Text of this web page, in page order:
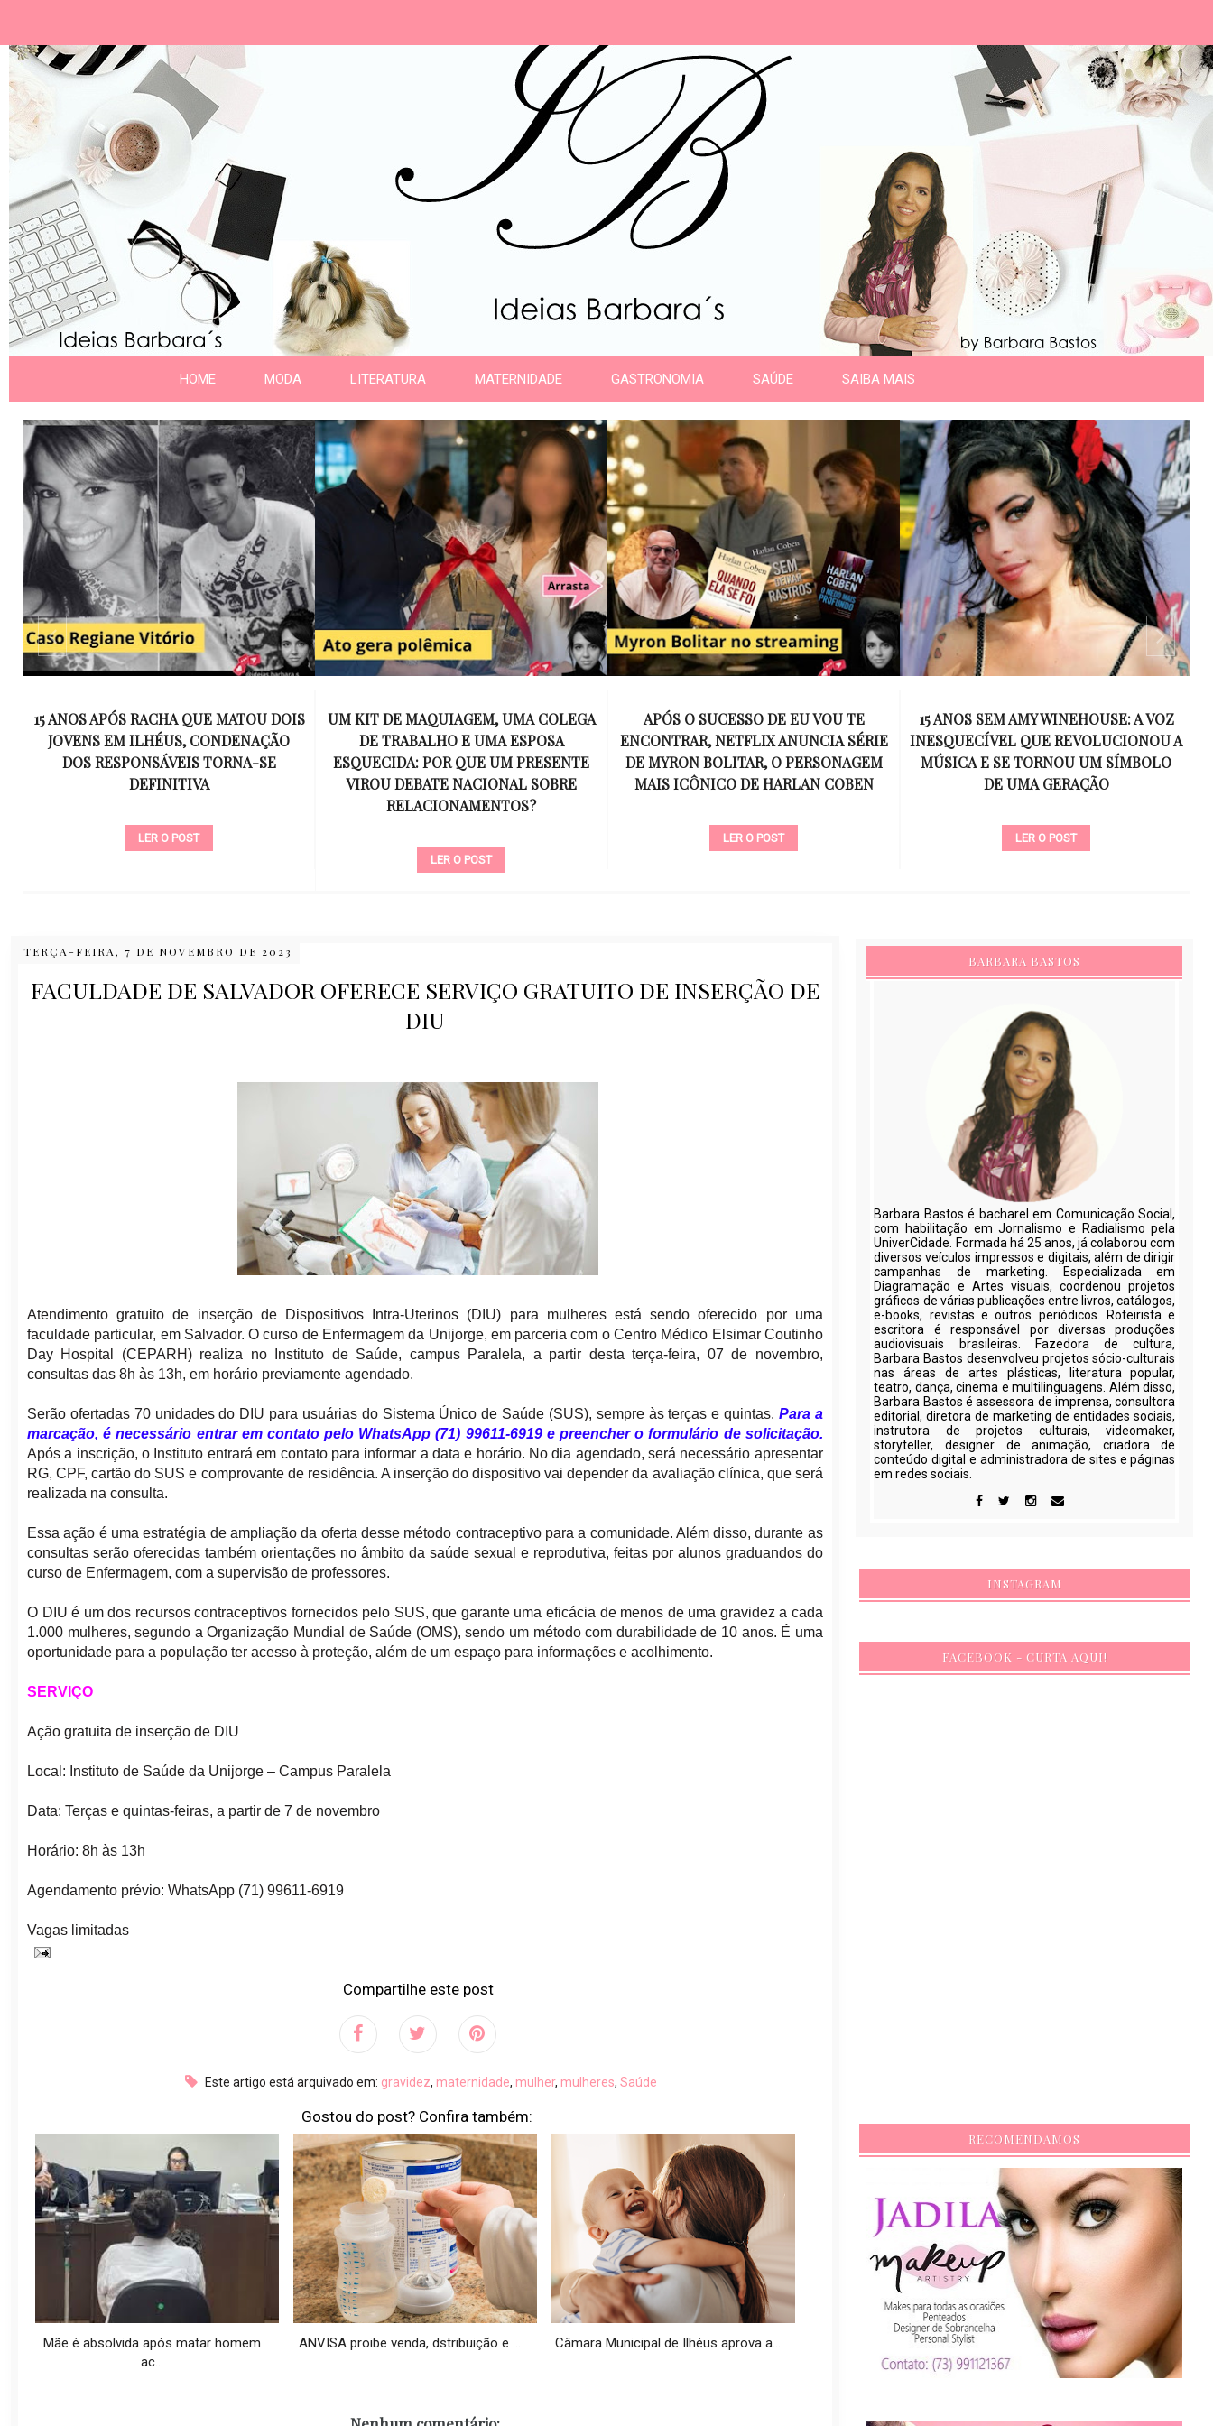
HOME MODA LITERATURA MATERNIDADE GASTRONOMIA SAÚDE SAIBA MAIS
15 ANOS APÓS RACHA QUE MATOU DOIS
JOVENS EM ILHÉUS, CONDENAÇÃO
DOS RESPONSÁVEIS TORNA-SE
DEFINITIVA
LER O POST
UM KIT DE MAQUIAGEM, UMA COLEGA
DE TRABALHO E UMA ESPOSA
ESQUECIDA: POR QUE UM PRESENTE
VIROU DEBATE NACIONAL SOBRE
RELACIONAMENTOS?
LER O POST
APÓS O SUCESSO DE EU VOU TE
ENCONTRAR, NETFLIX ANUNCIA SÉRIE
DE MYRON BOLITAR, O PERSONAGEM
MAIS ICÔNICO DE HARLAN COBEN
LER O POST
15 ANOS SEM AMY WINEHOUSE: A VOZ
INESQUECÍVEL QUE REVOLUCIONOU A
MÚSICA E SE TORNOU UM SÍMBOLO
DE UMA GERAÇÃO
LER O POST
TERÇA-FEIRA, 7 DE NOVEMBRO DE 2023
FACULDADE DE SALVADOR OFERECE SERVIÇO GRATUITO DE INSERÇÃO DE
DIU
Atendimento gratuito de inserção de Dispositivos Intra-Uterinos (DIU) para mulheres está sendo oferecido por uma
faculdade particular, em Salvador. O curso de Enfermagem da Unijorge, em parceria com o Centro Médico Elsimar Coutinho
Day Hospital (CEPARH) realiza no Instituto de Saúde, campus Paralela, a partir desta terça-feira, 07 de novembro,
consultas das 8h às 13h, em horário previamente agendado.
Serão ofertadas 70 unidades do DIU para usuárias do Sistema Único de Saúde (SUS), sempre às terças e quintas. Para a
marcação, é necessário entrar em contato pelo WhatsApp (71) 99611-6919 e preencher o formulário de solicitação.
Após a inscrição, o Instituto entrará em contato para informar a data e horário. No dia agendado, será necessário apresentar
RG, CPF, cartão do SUS e comprovante de residência. A inserção do dispositivo vai depender da avaliação clínica, que será
realizada na consulta.
Essa ação é uma estratégia de ampliação da oferta desse método contraceptivo para a comunidade. Além disso, durante as
consultas serão oferecidas também orientações no âmbito da saúde sexual e reprodutiva, feitas por alunos graduandos do
curso de Enfermagem, com a supervisão de professores.
O DIU é um dos recursos contraceptivos fornecidos pelo SUS, que garante uma eficácia de menos de uma gravidez a cada
1.000 mulheres, segundo a Organização Mundial de Saúde (OMS), sendo um método com durabilidade de 10 anos. É uma
oportunidade para a população ter acesso à proteção, além de um espaço para informações e acolhimento.
SERVIÇO
Ação gratuita de inserção de DIU
Local: Instituto de Saúde da Unijorge – Campus Paralela
Data: Terças e quintas-feiras, a partir de 7 de novembro
Horário: 8h às 13h
Agendamento prévio: WhatsApp (71) 99611-6919
Vagas limitadas
Compartilhe este post
Este artigo está arquivado em: gravidez, maternidade, mulher, mulheres, Saúde
Gostou do post? Confira também:
Mãe é absolvida após matar homem
ac...
ANVISA proibe venda, dstribuição e ... Câmara Municipal de Ilhéus aprova a...
BARBARA BASTOS
Barbara Bastos é bacharel em Comunicação Social,
com habilitação em Jornalismo e Radialismo pela
UniverCidade. Formada há 25 anos, já colaborou com
diversos veículos impressos e digitais, além de dirigir
campanhas de marketing. Especializada em
Diagramação e Artes visuais, coordenou projetos
gráficos de várias publicações entre livros, catálogos,
e-books, revistas e outros periódicos. Roteirista e
escritora é responsável por diversas produções
audiovisuais brasileiras. Fazedora de cultura,
Barbara Bastos desenvolveu projetos sócio-culturais
nas áreas de artes plásticas, literatura popular,
teatro, dança, cinema e multilinguagens. Além disso,
Barbara Bastos é assessora de imprensa, consultora
editorial, diretora de marketing de entidades sociais,
instrutora de projetos culturais, videomaker,
storyteller, designer de animação, criadora de
conteúdo digital e administradora de sites e páginas
em redes sociais.
INSTAGRAM
FACEBOOK - CURTA AQUI!
RECOMENDAMOS